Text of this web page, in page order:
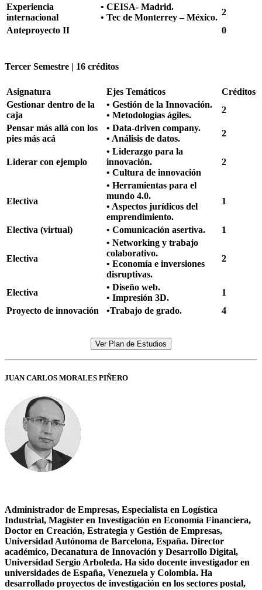
Experiencia
internacional
• CEISA- Madrid.
• Tec de Monterrey – México.
2
Anteproyecto II
0
Tercer Semestre | 16 créditos
Asignatura Ejes Temáticos
Créditos
Gestionar dentro de la
caja
• Gestión de la Innovación.
• Metodologías ágiles.
2
Pensar más allá con los
pies más acá
• Data-driven company.
• Análisis de datos.
2
Liderar con ejemplo
• Liderazgo para la
innovación.
• Cultura de innovación
2
Electiva
• Herramientas para el
mundo 4.0.
• Aspectos jurídicos del
emprendimiento.
1
Electiva (virtual) • Comunicación asertiva. 1
Electiva
• Networking y trabajo
colaborativo.
• Economía e inversiones
disruptivas.
2
Electiva
• Diseño web.
• Impresión 3D.
1
Proyecto de innovación
•Trabajo de grado. 4
Ver Plan de Estudios
JUAN CARLOS MORALES PIÑERO
Administrador de Empresas, Especialista en Logística
Industrial, Magíster en Investigación en Economía Financiera,
Doctor en Creación, Estrategia y Gestión de Empresas,
Universidad Autónoma de Barcelona, España. Director
académico, Decanatura de Innovación y Desarrollo Digital,
Universidad Sergio Arboleda. Ha sido docente investigador en
universidades de España, Venezuela y Colombia. Ha
desarrollado proyectos de investigación en los sectores postal,